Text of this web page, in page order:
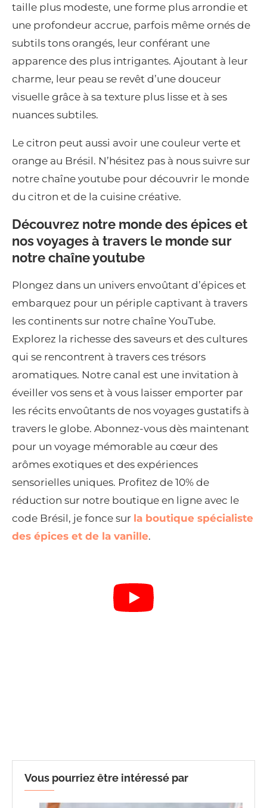
taille plus modeste, une forme plus arrondie et
une profondeur accrue, parfois même ornés de
subtils tons orangés, leur conférant une
apparence des plus intrigantes. Ajoutant à leur
charme, leur peau se revêt d’une douceur
visuelle grâce à sa texture plus lisse et à ses
nuances subtiles.
Le citron peut aussi avoir une couleur verte et
orange au Brésil. N’hésitez pas à nous suivre sur
notre chaîne youtube pour découvrir le monde
du citron et de la cuisine créative.
Découvrez notre monde des épices et
nos voyages à travers le monde sur
notre chaîne youtube
Plongez dans un univers envoûtant d’épices et
embarquez pour un périple captivant à travers
les continents sur notre chaîne YouTube.
Explorez la richesse des saveurs et des cultures
qui se rencontrent à travers ces trésors
aromatiques. Notre canal est une invitation à
éveiller vos sens et à vous laisser emporter par
les récits envoûtants de nos voyages gustatifs à
travers le globe. Abonnez-vous dès maintenant
pour un voyage mémorable au cœur des
arômes exotiques et des expériences
sensorielles uniques. Profitez de 10% de
réduction sur notre boutique en ligne avec le
code Brésil, je fonce sur la boutique spécialiste
des épices et de la vanille.
Vous pourriez être intéressé par